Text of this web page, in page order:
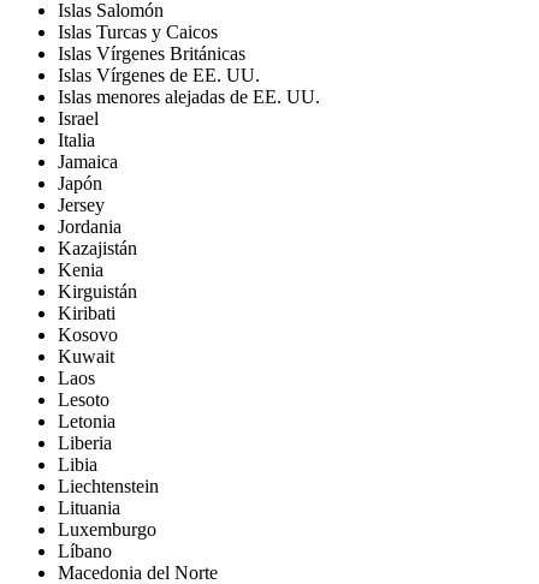
Islas Salomón
Islas Turcas y Caicos
Islas Vírgenes Británicas
Islas Vírgenes de EE. UU.
Islas menores alejadas de EE. UU.
Israel
Italia
Jamaica
Japón
Jersey
Jordania
Kazajistán
Kenia
Kirguistán
Kiribati
Kosovo
Kuwait
Laos
Lesoto
Letonia
Liberia
Libia
Liechtenstein
Lituania
Luxemburgo
Líbano
Macedonia del Norte